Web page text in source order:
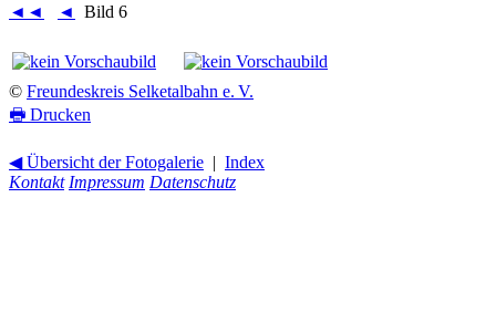
◄◄ ◄ Bild 6
© Freundeskreis Selketalbahn e. V.
🖶 Drucken
◀ Übersicht der Fotogalerie | Index
Kontakt Impressum Datenschutz